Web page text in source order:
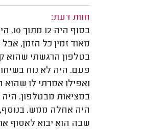
חוות דעת:
בסוף
מאוד זמין כל הזמן,
בטלפון הרגשתי שהוא
פעם. היה לא נוח
ואפילו אמרתי לו שהוא
במציאות מבטלפון.
היה אחלה ממש.
שבה הוא יבוא לאסוף